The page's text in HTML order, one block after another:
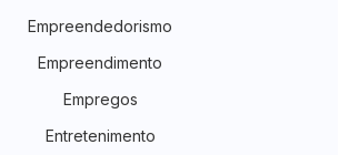
Empreendedorismo
Empreendimento
Empregos
Entretenimento